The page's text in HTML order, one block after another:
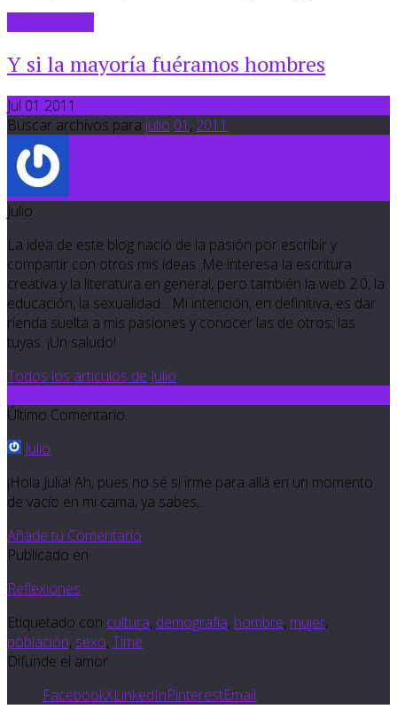
Y si la mayoría fuéramos hombres
Jul 01 2011
Buscar archivos para julio 01 , 2011
Julio
La idea de este blog nació de la pasión por escribir y
compartir con otros mis ideas. Me interesa la escritura
creativa y la literatura en general, pero también la web 2.0, la
educación, la sexualidad... Mi intención, en definitiva, es dar
rienda suelta a mis pasiones y conocer las de otros; las
tuyas. ¡Un saludo!
Todos los artículos de Julio
Último Comentario
Julio
¡Hola Julia! Ah, pues no sé si irme para allá en un momento
de vacío en mi cama, ya sabes,…
Añade tu Comentario
Publicado en
Reflexiones
Etiquetado con cultura, demografía, hombre, mujer,
población, sexo, Time
Difunde el amor
FacebookXLinkedInPinterestEmail